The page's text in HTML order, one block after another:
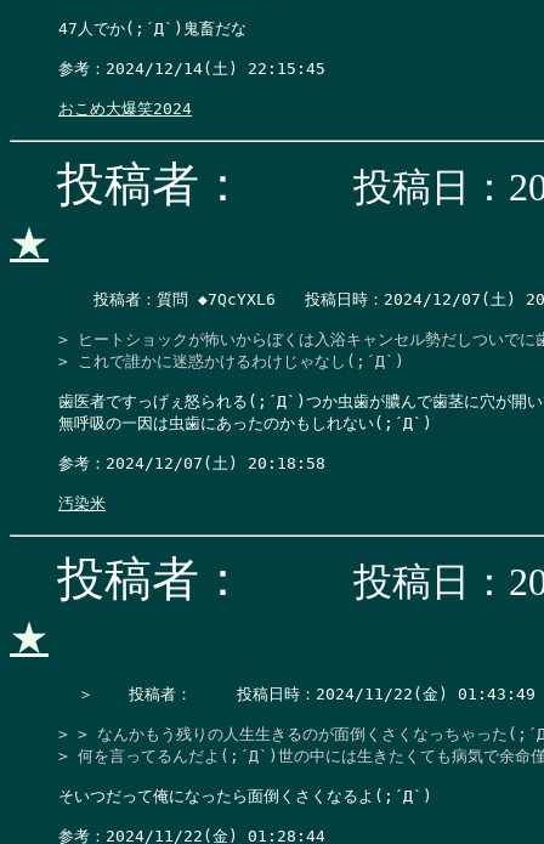
47人でか(;´Д`)鬼畜だな
参考：2024/12/14(土) 22:15:45
おこめ大爆笑2024
投稿者：
投稿日：
★
投稿者：質問 ◆7QcYXL6   投稿日時：2024/12/07(
> ヒートショックが怖いからぼくは入浴キャンセル勢だしついでに
> これで誰かに迷惑かけるわけじゃなし(;´Д`)
歯医者ですっげぇ怒られる(;´Д`)つか虫歯が膿んで歯茎に穴が開
無呼吸の一因は虫歯にあったのかもしれない(;´Д`)
参考：2024/12/07(土) 20:18:58
汚染米
投稿者：
投稿日：
★
＞　  投稿者：　   投稿日時：2024/11/22(金)
> > なんかもう残りの人生生きるのが面倒くさくなっちゃった
> 何を言ってるんだよ(;´Д`)世の中には生きたくても病気で余命
そいつだって俺になったら面倒くさくなるよ(;´Д`)
参考：2024/11/22(金) 01:28:44